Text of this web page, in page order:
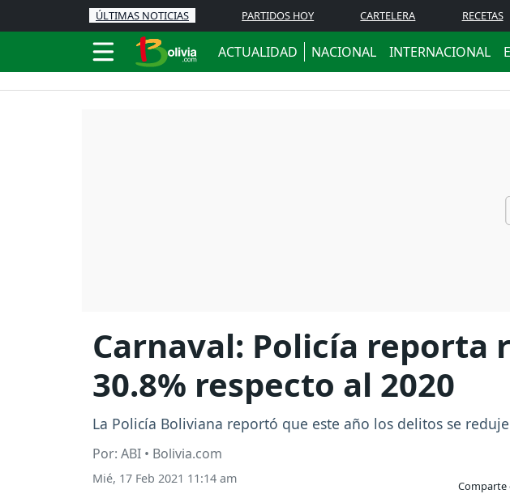
ÚLTIMAS NOTICIAS PARTIDOS HOY CARTELERA RECETAS
ACTUALIDAD NACIONAL INTERNACIONAL
Carnaval: Policía reporta
30.8% respecto al 2020
La Policía Boliviana reportó que este año los delitos se
Por: ABI • Bolivia.com
Mié, 17 Feb 2021 11:14 am Comparte